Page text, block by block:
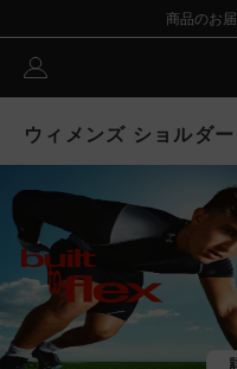
商品のお
ウィメンズ ショルダ